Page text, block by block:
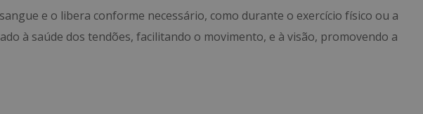
e o libera conforme necessário, como durante o exercício físico ou a
à saúde dos tendões, facilitando o movimento, e à visão, promovendo a